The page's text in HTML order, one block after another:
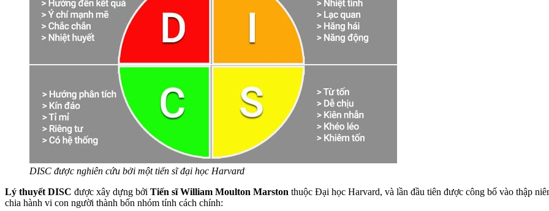
DISC được nghiên cứu bởi một tiến sĩ đại học Harvard
Lý thuyết DISC được xây dựng bởi Tiến sĩ William Moulton Marston thuộc Đại học Harvard, và lần đầu tiên được công bố vào thập
chia hành vi con người thành bốn nhóm tính cách chính: